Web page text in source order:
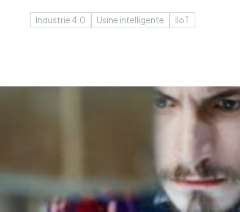
Industrie 4.0 Usine intelligente IIoT